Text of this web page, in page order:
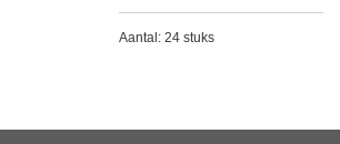
Aantal: 24 stuks